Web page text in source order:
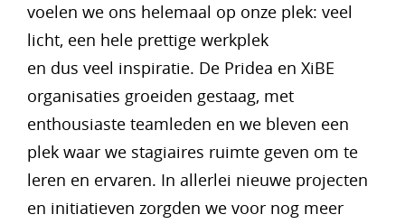
voelen we ons helemaal op onze plek: veel
licht, een hele prettige werkplek
en dus veel inspiratie. De Pridea en XiBE
organisaties groeiden gestaag, met
enthousiaste teamleden en we bleven een
plek waar we stagiaires ruimte geven om te
leren en ervaren. In allerlei nieuwe projecten
en initiatieven zorgden we voor nog meer